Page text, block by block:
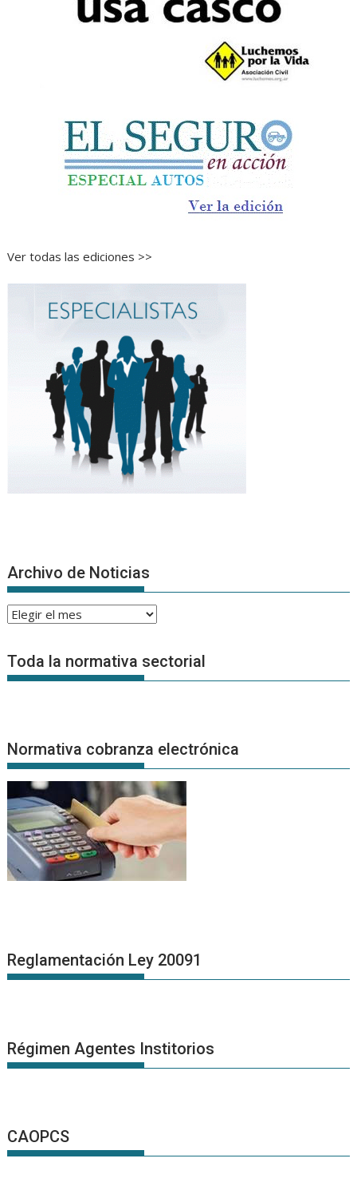
Ver todas las ediciones >>
Archivo de Noticias
Archivo
Noticias
Toda la normativa sectorial
Normativa cobranza electrónica
Reglamentación Ley 20091
Régimen Agentes Institorios
CAOPCS